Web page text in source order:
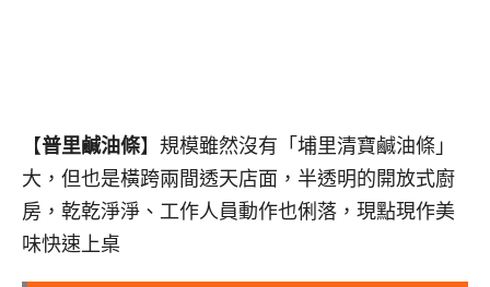
【普里鹹油條】規模雖然沒有「埔里清寶鹹油條」
大，但也是橫跨兩間透天店面，半透明的開放式廚
房，乾乾淨淨、工作人員動作也俐落，現點現作美
味快速上桌